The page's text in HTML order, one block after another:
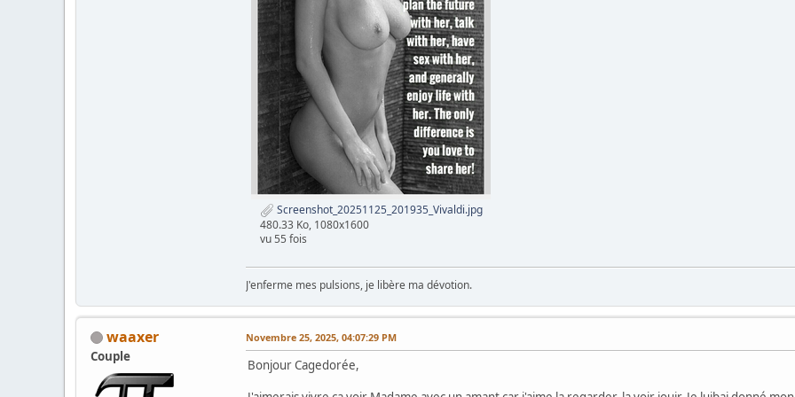
Screenshot_20251125_201935_Vivaldi.jpg
480.33 Ko, 1080x1600
vu 55 fois
J'enferme mes pulsions, je libère ma dévotion.
waaxer
Couple
Novembre 25, 2025, 04:07:29 PM
Bonjour Cagedorée,